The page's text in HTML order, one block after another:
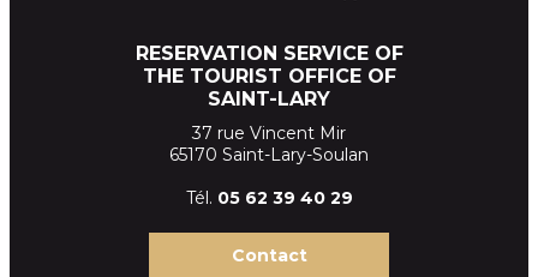
RESERVATION SERVICE OF
THE TOURIST OFFICE OF
SAINT-LARY
37 rue Vincent Mir
65170 Saint-Lary-Soulan
Tél. 05 62 39 40 29
Contact